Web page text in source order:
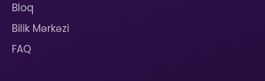
Bloq
Bilik Mərkəzi
FAQ